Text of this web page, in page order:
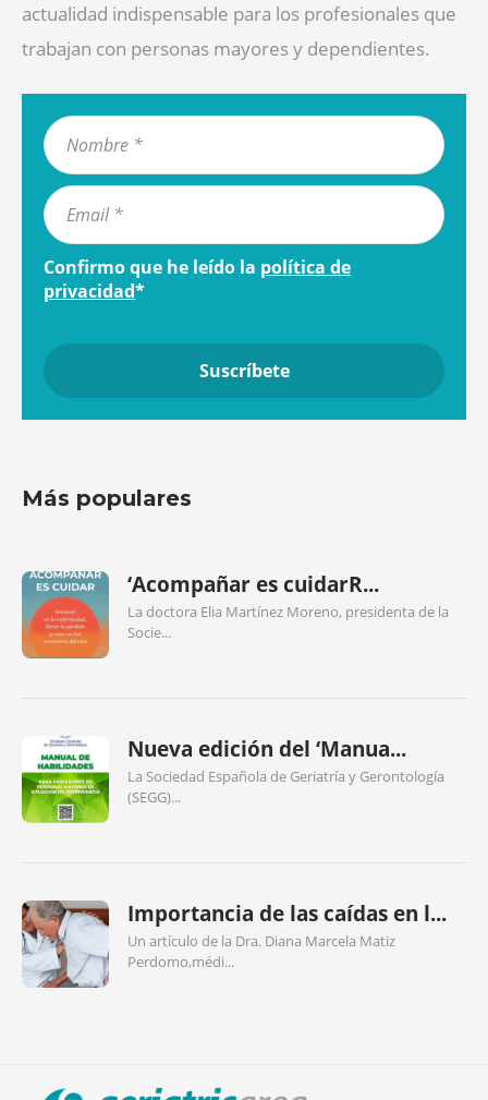
actualidad indispensable para los profesionales que
trabajan con personas mayores y dependientes.
Confirmo que he leído la política de
privacidad*
Más populares
‘Acompañar es cuidarR...
La doctora Elia Martínez Moreno, presidenta de la
Socie...
Nueva edición del ‘Manua...
La Sociedad Española de Geriatría y Gerontología
(SEGG)...
Importancia de las caídas en l...
Un artículo de la Dra. Diana Marcela Matiz
Perdomo,médi...